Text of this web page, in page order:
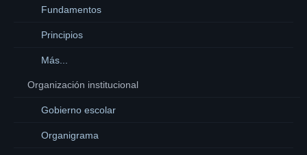
Fundamentos
Principios
Más...
Organización institucional
Gobierno escolar
Organigrama